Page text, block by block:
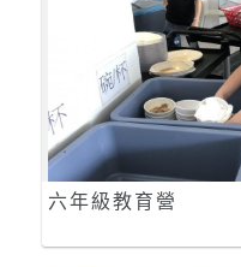
六年級教育營